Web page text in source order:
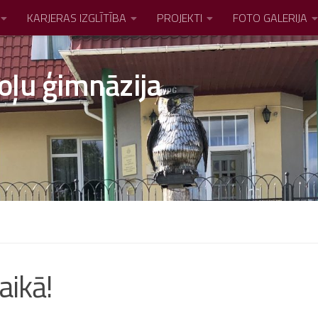
KARJERAS IZGLĪTĪBA PROJEKTI FOTO GALERIJA
ģimnāzija